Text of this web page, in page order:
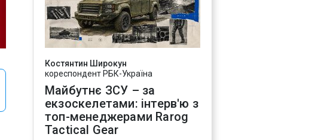
Костянтин Широкун
кореспондент РБК-Україна
Майбутнє ЗСУ – за
екзоскелетами: інтерв'ю з
топ-менеджерами Rarog
Tactical Gear